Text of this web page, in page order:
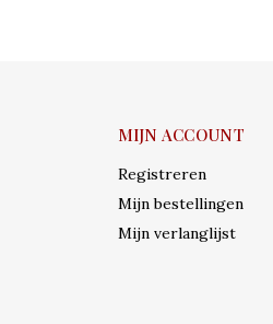
MIJN ACCOUNT
Registreren
Mijn bestellingen
Mijn verlanglijst